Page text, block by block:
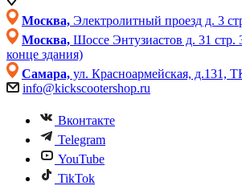
Москва, Электролитный проезд д. 3
Москва, Шоссе Энтузиастов д. 31 стр.
конце здания)
Самара, ул. Красноармейская, д.131,
info@kickscootershop.ru
Вконтакте
Telegram
YouTube
TikTok